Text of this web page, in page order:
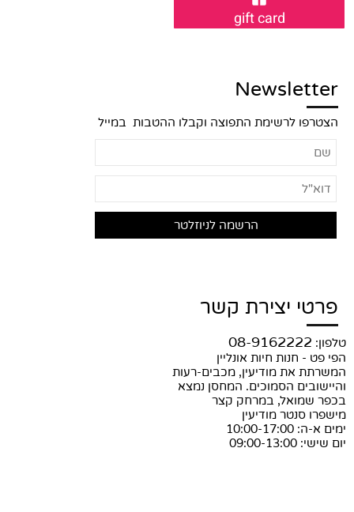
gift card
Newsletter
הצטרפו לרשימת התפוצה וקבלו ההטבות במייל
פרטי יצירת קשר
טלפון: 08-9162222
הפי פט - חנות חיות אונליין
המשרתת את מודיעין, מכבים-רעות
והיישובים הסמוכים. המחסן נמצא
בכפר שמואל, במרחק קצר
מישפרו סנטר מודיעין
ימים א-ה: 10:00-17:00
יום שישי: 09:00-13:00